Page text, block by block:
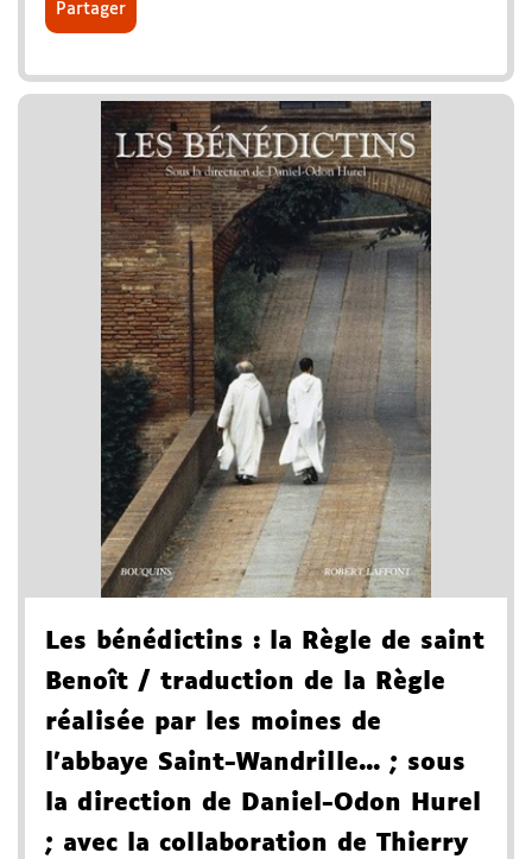
Partager
Les bénédictins : la Règle de saint
Benoît / traduction de la Règle
réalisée par les moines de
l'abbaye Saint-Wandrille... ; sous
la direction de Daniel-Odon Hurel
; avec la collaboration de Thierry